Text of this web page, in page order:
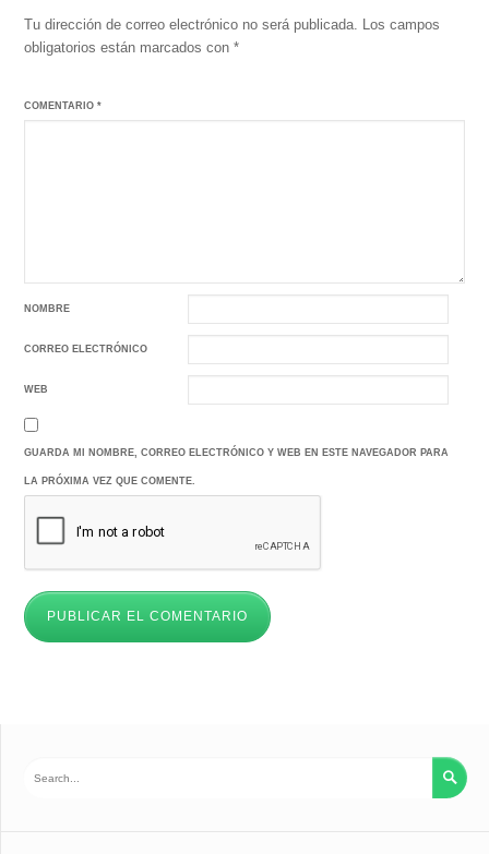
Tu dirección de correo electrónico no será publicada. Los campos
obligatorios están marcados con*
COMENTARIO*
NOMBRE
CORREO ELECTRÓNICO
WEB
GUARDA MI NOMBRE, CORREO ELECTRÓNICO Y WEB EN ESTE NAVEGADOR PARA
LA PRÓXIMA VEZ QUE COMENTE.
